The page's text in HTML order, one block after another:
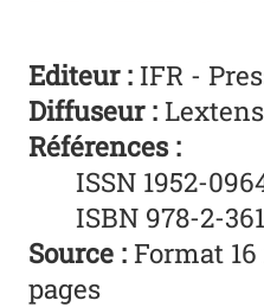
Editeur: IFR -
Diffuseur :
Références :
ISSN 1952-
ISBN 978-2-
Source : Format 16
pages